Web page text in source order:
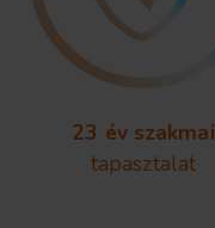
23 év szakmai
tapasztalat